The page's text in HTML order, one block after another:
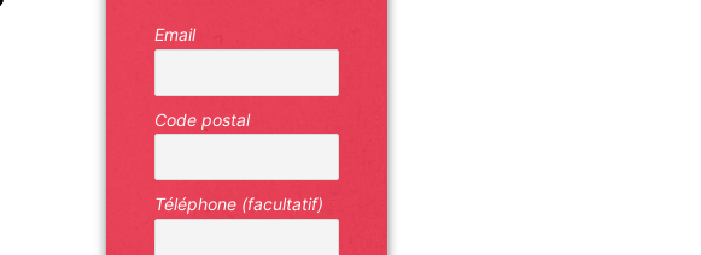
Email
Code postal
Téléphone (facultatif)